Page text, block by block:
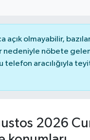
açık olmayabilir,
nedeniyle nöbete
telefon aracılığıyla
2026